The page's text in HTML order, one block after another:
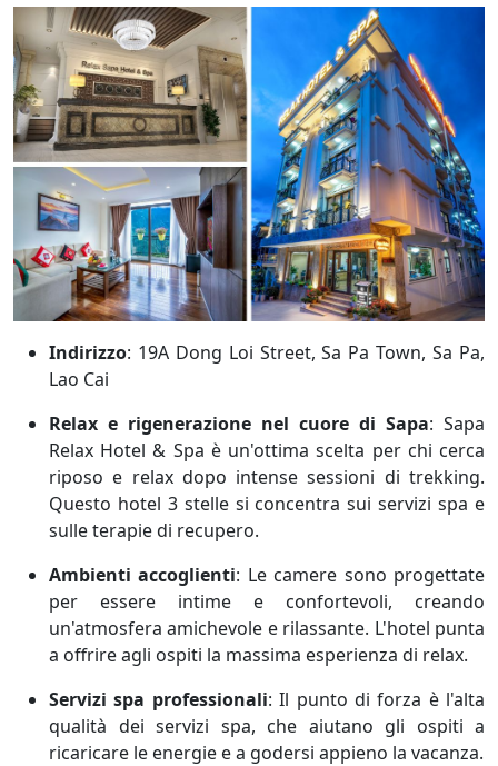
Indirizzo: 19A Dong Loi Street, Sa Pa Town, Sa Pa,
Lao Cai
Relax e rigenerazione nel cuore di Sapa: Sapa
Relax Hotel & Spa è un'ottima scelta per chi cerca
riposo e relax dopo intense sessioni di trekking.
Questo hotel 3 stelle si concentra sui servizi spa e
sulle terapie di recupero.
Ambienti accoglienti: Le camere sono progettate
per essere intime e confortevoli, creando
un'atmosfera amichevole e rilassante. L'hotel punta
a offrire agli ospiti la massima esperienza di relax.
Servizi spa professionali: Il punto di forza è l'alta
qualità dei servizi spa, che aiutano gli ospiti a
ricaricare le energie e a godersi appieno la vacanza.